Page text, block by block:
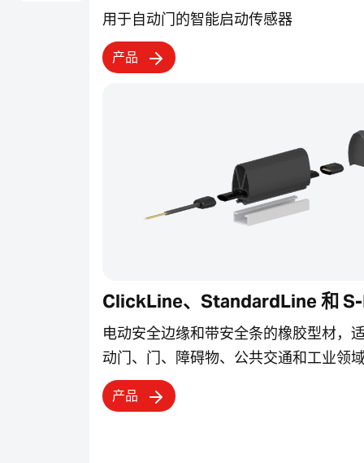
用于自动门的智能启动传感器
产品
ClickLine、StandardLine 和
电动安全边缘和带安全条的橡胶型材，
动门、门、障碍物、公共交通和工业领
产品